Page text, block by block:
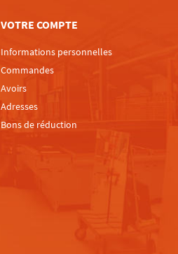
VOTRE COMPTE
Informations personnelles
Commandes
Avoirs
Adresses
Bons de réduction